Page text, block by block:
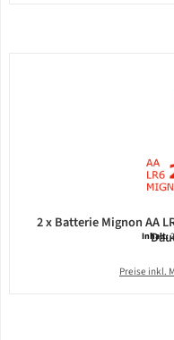
2 x Batterie Mignon AA
Inhalt:
Preise inkl.